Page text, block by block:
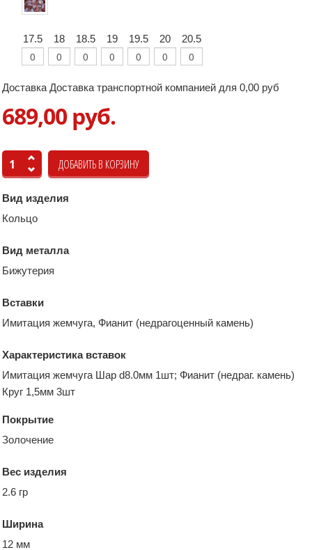
17.5 18 18.5 19 19.5 20 20.5
Доставка Доставка транспортной компанией для 0,00 руб
689,00 руб.
Вид изделия
Кольцо
Вид металла
Бижутерия
Вставки
Имитация жемчуга, Фианит (недрагоценный камень)
Характеристика вставок
Имитация жемчуга Шар d8.0мм 1шт; Фианит (недраг. камень)
Круг 1,5мм 3шт
Покрытие
Золочение
Вес изделия
2.6 гр
Ширина
12 мм